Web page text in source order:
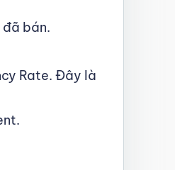
bán.
Rate. Đây là